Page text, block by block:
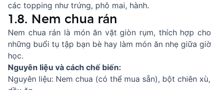
các topping như trứng, phô mai, hành.
1.8. Nem chua rán
Nem chua rán là món ăn vặt giòn rụm, thích hợp cho
những buổi tụ tập bạn bè hay làm món ăn nhẹ giữa giờ
học.
Nguyên liệu và cách chế biến:
Nguyên liệu: Nem chua (có thể mua sẵn), bột chiên xù,